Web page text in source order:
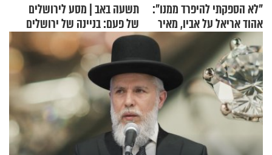
"לא הספקתי להיפרד ממנו":
אהוד אריאל על אביו, מאיר
אריאל ז"ל
תשעה באב | מסע לירושלים
של פעם: בניינה של ירושלים